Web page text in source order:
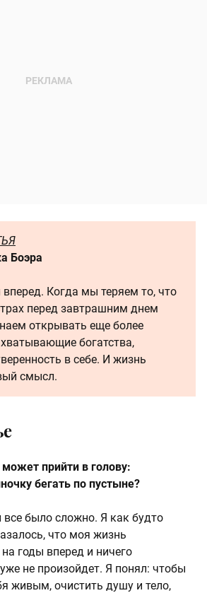
Боэра
вперед. Когда мы теряем то, что
перед завтрашним днем
открывать еще более
богатства,
в себе. И жизнь
смысл.
прийти в голову:
бегать по пустыне?
было сложно. Я как будто
что моя жизнь
годы вперед и ничего
не произойдет. Я понял: чтобы
живым, очистить душу и тело,